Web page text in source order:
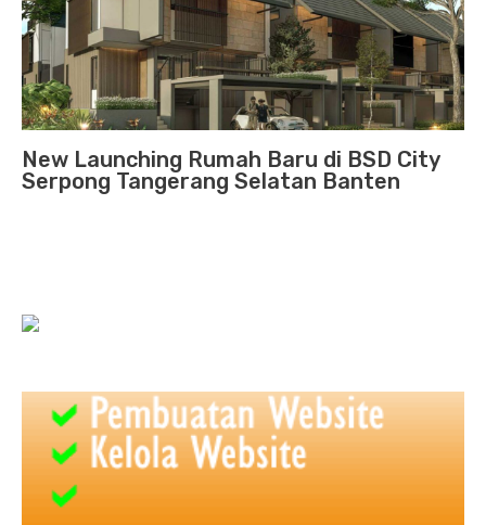
New Launching Rumah Baru di BSD City
Serpong Tangerang Selatan Banten